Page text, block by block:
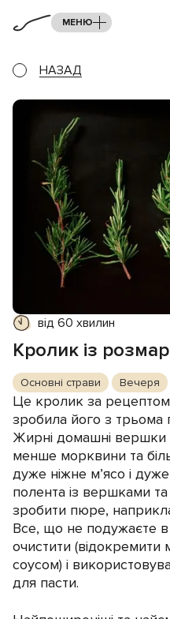
МЕНЮ
НАЗАД
від 60 хвилин
Кролик із
Основні страви Вечеря
Це кролик за рецептом
зробила його з трьома
Жирні домашні вершки
менше морквини та
дуже ніжне м’ясо і
полента із вершками
зробити пюре,
Все, що не подужаєте
очистити (відокремити
соусом) і
для пасти.